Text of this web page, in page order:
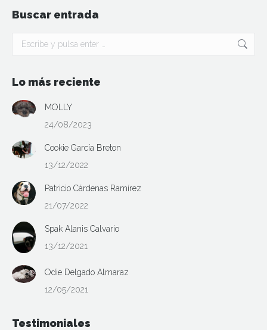
Buscar entrada
Buscar:
Lo más reciente
MOLLY
24/08/2023
Cookie García Breton
13/12/2022
Patricio Cárdenas Ramírez
21/07/2022
Spak Alanis Calvario
13/12/2021
Odie Delgado Almaraz
12/05/2021
Testimoniales